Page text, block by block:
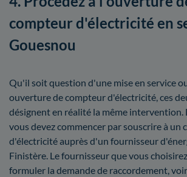
compteur d'électricité en
Gouesnou
Qu'il soit question d'une mise en service
ouverture de compteur d'électricité, ces
désignent en réalité la même intervention.
vous devez commencer par souscrire à un
d'électricité auprès d'un fournisseur
Finistère. Le fournisseur que vous
formuler la demande de raccordement,